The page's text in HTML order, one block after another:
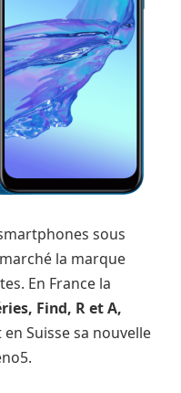
sous
la marque
En France la
Find, R et A,
en Suisse sa nouvelle